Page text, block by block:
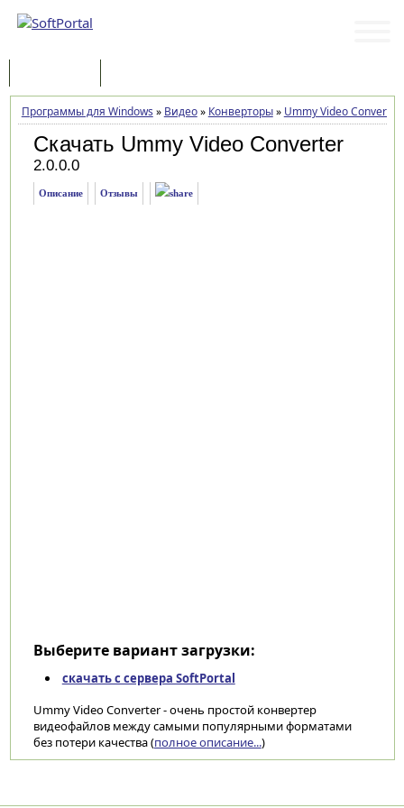
Программы для Windows » Видео» Конверторы» Ummy Video Converter
Скачать Ummy Video Converter
2.0.0.0
Описание Отзывы
Выберите вариант загрузки:
скачать с сервера SoftPortal
Ummy Video Converter - очень простой конвертер
видеофайлов между самыми популярными форматами
без потери качества (полное описание...)